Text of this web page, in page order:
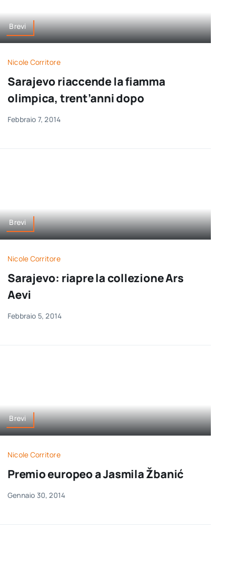
Brevi
Nicole Corritore
Sarajevo riaccende la fiamma
olimpica, trent’anni dopo
Febbraio 7, 2014
Brevi
Nicole Corritore
Sarajevo: riapre la collezione Ars
Aevi
Febbraio 5, 2014
Brevi
Nicole Corritore
Premio europeo a Jasmila Žbanić
Gennaio 30, 2014